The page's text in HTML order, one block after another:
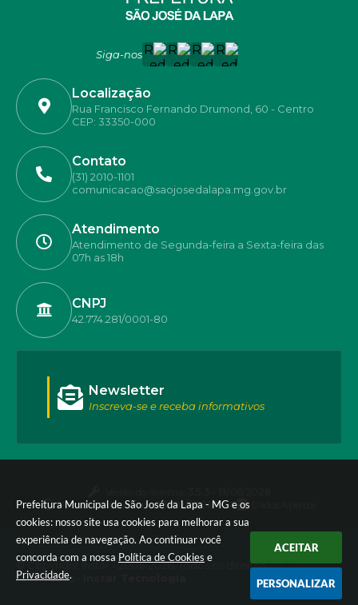
Prefeitura Municipal de São José da Lapa - MG e os
cookies: nosso site usa cookies para melhorar a sua
experiência de navegação. Ao continuar você
concorda com a nossa Política de Cookies e
Privacidade.
ACEITAR
PERSONALIZAR
Siga-nos
Localização
Rua Francisco Fernando Drumond, 60 - Centro
CEP: 33350-000
Contato
(31) 2010-1101
comunicacao@saojosedalapa.mg.gov.br
Atendimento
Atendimento de Segunda-feira a Sexta-feira das
07h as 18h
CNPJ
42.774.281/0001-80
Newsletter
Inscreva-se e receba informativos
Portal atualizado em:05/08/2026 17:55
© Copyright Instar - 2006-2026. Todos os direitos
reservados -